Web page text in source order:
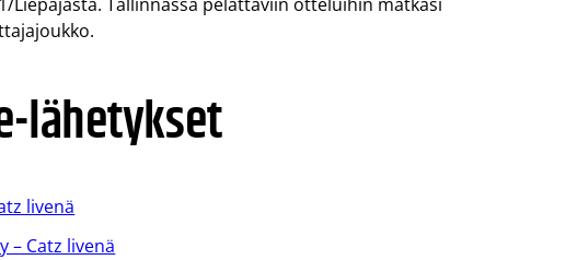
lähetykset
livenä
– Catz livenä